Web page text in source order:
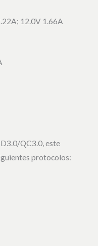
12.0V 1.66A
QC3.0, este
protocolos: